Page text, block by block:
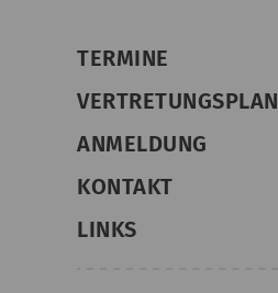
TERMINE
VERTRETUNGSPLAN
ANMELDUNG
KONTAKT
LINKS